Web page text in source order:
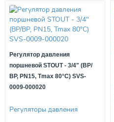
Регулятор давления
поршневой STOUT - 3/4" (ВР/
ВР, PN15, Tmax 80°С) SVS-
0009-000020
Регуляторы давления